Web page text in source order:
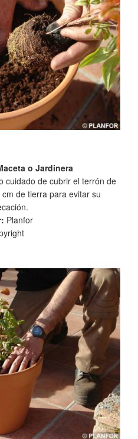
o Jardinera
cuidado de cubrir el terrón de
de tierra para evitar su
Planfor